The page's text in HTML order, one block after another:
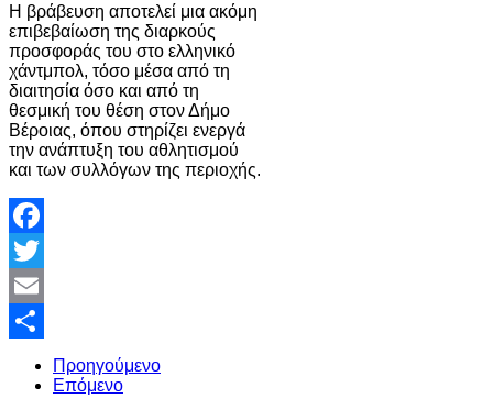
Η βράβευση αποτελεί μια ακόμη
επιβεβαίωση της διαρκούς
προσφοράς του στο ελληνικό
χάντμπολ, τόσο μέσα από τη
διαιτησία όσο και από τη
θεσμική του θέση στον Δήμο
Βέροιας, όπου στηρίζει ενεργά
την ανάπτυξη του αθλητισμού
και των συλλόγων της περιοχής.
Facebook
Twitter
Email
Share
Προηγούμενο
Επόμενο